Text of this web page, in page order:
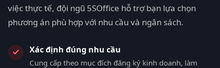
việc thực tế, đội ngũ 5SOffice hỗ trợ bạn lựa chọn
phương án phù hợp với nhu cầu và ngân sách.
Xác định đúng nhu cầu
Cung cấp theo mục đích đăng ký kinh doanh, làm